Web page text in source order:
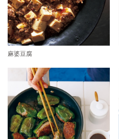
麻婆豆腐